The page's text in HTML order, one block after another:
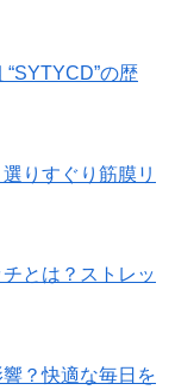
“SYTYCD”の歴
りすぐり筋膜リ
とは？ストレッ
？快適な毎日を